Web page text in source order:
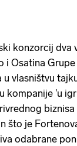
konzorcij dva
i Osatina
u vlasništvu
kompanije 'u
što je
odabrane